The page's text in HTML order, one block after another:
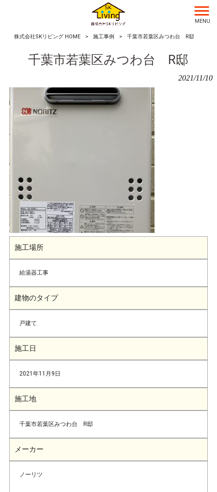
MENU
株式会社SKリビング HOME > 施工事例 > 千葉市若葉区みつわ台 R邸
千葉市若葉区みつわ台 R邸
2021/11/10
施工場所
給湯器工事
建物のタイプ
戸建て
施工日
2021年11月9日
施工地
千葉市若葉区みつわ台 R邸
メーカー
ノーリツ